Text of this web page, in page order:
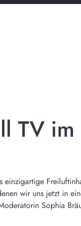
TV
einzigartige
wir uns jetzt in
Sophia